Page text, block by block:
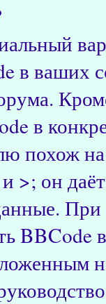
в ваших
в
похож
>; он
BBCode